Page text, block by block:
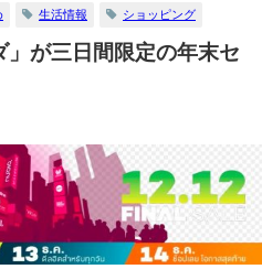
生活情報 ショッピング
が三日間限定の年末セ